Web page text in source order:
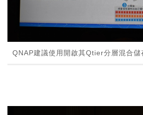
QNAP建議使用開啟其Qtier分層混合儲